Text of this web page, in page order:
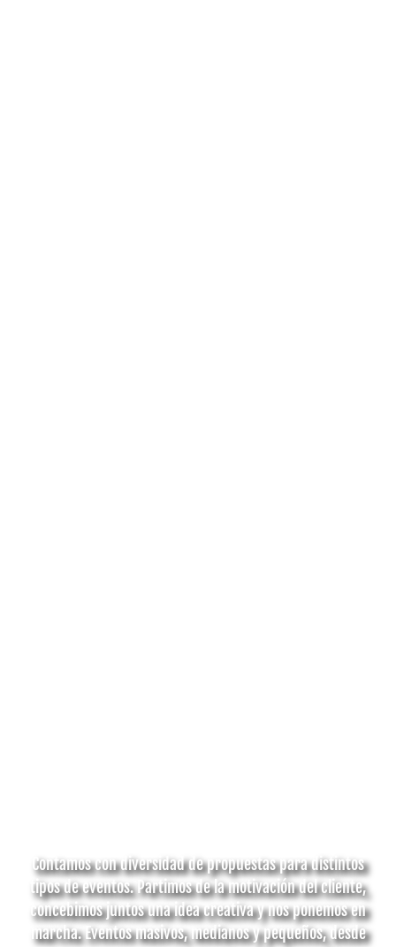
Contamos con diversidad de propuestas para distintos
tipos de eventos. Partimos de la motivación del cliente,
concebimos juntos una idea creativa y nos ponemos en
marcha. Eventos masivos, medianos y pequeños, desde